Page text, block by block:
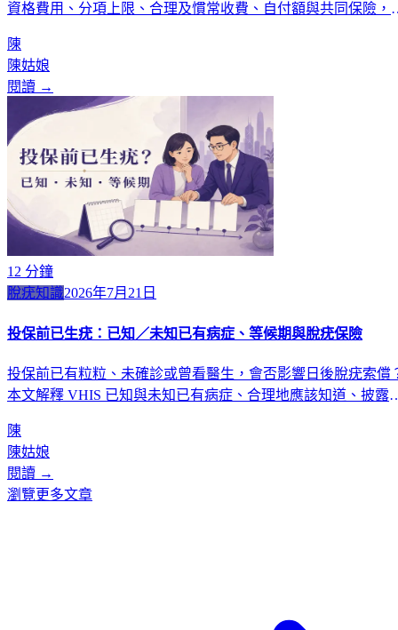
資格費用、分項上限、合理及慣常收費、自付額與共同保險，
陳
陳姑娘
閱讀 →
12 分鐘
脫疣知識2026年7月21日
投保前已生疣：已知／未知已有病症、等候期與脫疣保險
投保前已有粒粒、未確診或曾看醫生，會否影響日後脫疣索償
本文解釋 VHIS 已知與未知已有病症、合理地應該知道、披露
陳
陳姑娘
閱讀 →
瀏覽更多文章